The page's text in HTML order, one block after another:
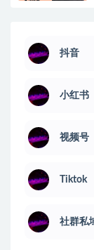
抖音
小红书
视频号
Tiktok
社群私